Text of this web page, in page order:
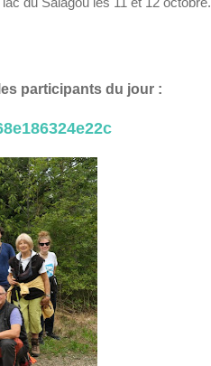
participants du jour :